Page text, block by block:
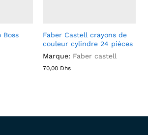
Boss
Faber Castell crayons de
couleur cylindre 24 pièces
Marque: Faber castell
70,00 Dhs